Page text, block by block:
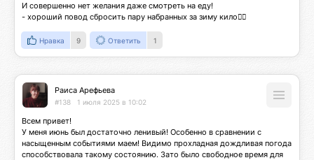
И совершенно нет желания даже смотреть на еду!
- хороший повод сбросить пару набранных за зиму кило👍🏻
Нравка 9 Ответить 1
Раиса Арефьева
#138 1 июля 2025 в 10:02
Всем привет!
У меня июнь был достаточно ленивый! Особенно в сравнении с
насыщенным событиями маем! Видимо прохладная дождливая погода
способствовала такому состоянию. Зато было свободное время для